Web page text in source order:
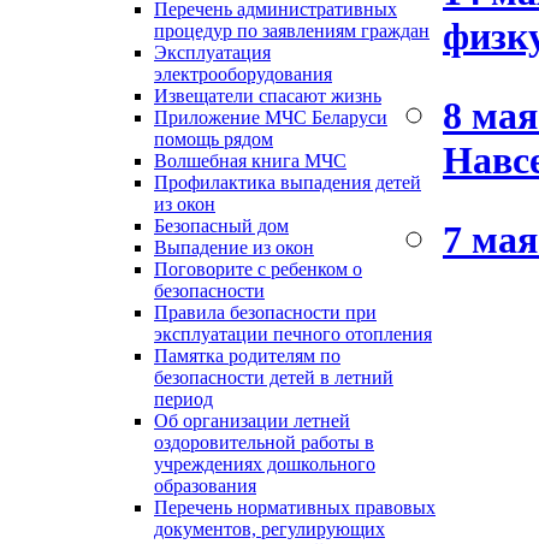
Перечень административных
процедур по заявлениям граждан
Эксплуатация
электрооборудования
Извещатели спасают жизнь
Приложение МЧС Беларуси
помощь рядом
Волшебная книга МЧС
Профилактика выпадения детей
из окон
Безопасный дом
Выпадение из окон
Поговорите с ребенком о
безопасности
Правила безопасности при
эксплуатации печного отопления
Памятка родителям по
безопасности детей в летний
период
Об организации летней
оздоровительной работы в
учреждениях дошкольного
образования
Перечень нормативных правовых
документов, регулирующих
8
7